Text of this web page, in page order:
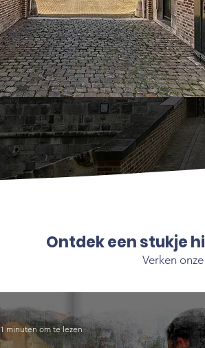
Ontdek een stukje
Verken
1 minuten om te lezen